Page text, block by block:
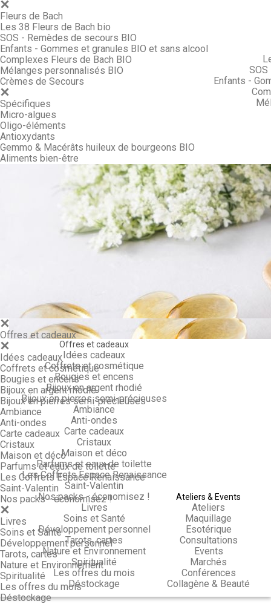
Fleurs de Bach
Les 38 Fleurs de Bach bio
SOS - Remèdes de secours BIO
Enfants - Gommes et granules BIO et sans alcool
Complexes Fleurs de Bach BIO
Mélanges personnalisés BIO
Crèmes de Secours
Spécifiques
Micro-algues
Oligo-éléments
Antioxydants
Gemmo & Macérâts huileux de bourgeons BIO
Aliments bien-être
Offres et cadeaux
Idées cadeaux
Coffrets et cosmétique
Bougies et encens
Bijoux en argent rhodié
Bijoux en pierres semi-précieuses
Ambiance
Anti-ondes
Carte cadeaux
Cristaux
Maison et déco
Parfums et eaux de toilette
Les Coffrets Espace Renaissance
Saint-Valentin
Nos packs - économisez !
Livres
Soins et Santé
Développement personnel
Tarots, cartes
Nature et Environnement
Spiritualité
Les offres du mois
Déstockage
Enfants -
Gemmo &
Offres et cadeaux
Idées cadeaux
Coffrets et cosmétique
Bougies et encens
Bijoux en argent rhodié
Bijoux en pierres semi-précieuses
Ambiance
Anti-ondes
Carte cadeaux
Cristaux
Maison et déco
Parfums et eaux de toilette
Les Coffrets Espace Renaissance
Saint-Valentin
Nos packs - économisez !
Livres
Soins et Santé
Développement personnel
Tarots, cartes
Nature et Environnement
Spiritualité
Les offres du mois
Déstockage
Ateliers & Events
Ateliers
Maquillage
Esotérique
Consultations
Events
Marchés
Conférences
Collagène & Beauté